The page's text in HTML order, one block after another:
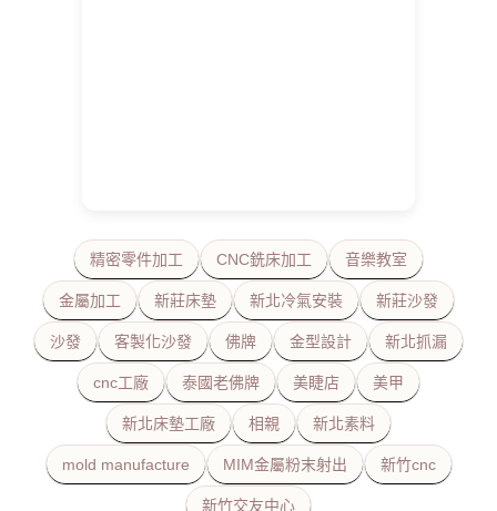
精密零件加工 CNC銑床加工 音樂教室
金屬加工 新莊床墊 新北冷氣安裝 新莊沙發
沙發 客製化沙發 佛牌 金型設計 新北抓漏
cnc工廠 泰國老佛牌 美睫店 美甲
新北床墊工廠 相親 新北素料
mold manufacture MIM金屬粉末射出 新竹cnc
新竹交友中心